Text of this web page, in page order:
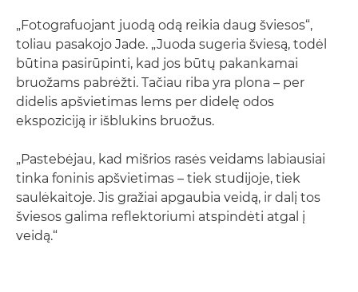
„Fotografuojant juodą odą reikia daug šviesos“,
toliau pasakojo Jade. „Juoda sugeria šviesą, todėl
būtina pasirūpinti, kad jos būtų pakankamai
bruožams pabrėžti. Tačiau riba yra plona – per
didelis apšvietimas lems per didelę odos
ekspoziciją ir išblukins bruožus.
„Pastebėjau, kad mišrios rasės veidams labiausiai
tinka foninis apšvietimas – tiek studijoje, tiek
saulėkaitoje. Jis gražiai apgaubia veidą, ir dalį tos
šviesos galima reflektoriumi atspindėti atgal į
veidą.“